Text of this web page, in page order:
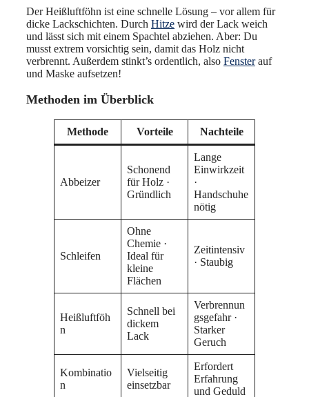
Der Heißluftföhn ist eine schnelle Lösung – vor allem für
dicke Lackschichten. Durch Hitze wird der Lack weich
und lässt sich mit einem Spachtel abziehen. Aber: Du
musst extrem vorsichtig sein, damit das Holz nicht
verbrennt. Außerdem stinkt’s ordentlich, also Fensterauf
und Maske aufsetzen!
Methoden im Überblick
Methode Vorteile Nachteile
Abbeizer
Schonend
für Holz ·
Gründlich
Lange
Einwirkzeit
·
Handschuhe
nötig
Schleifen
Ohne
Chemie ·
Ideal für
kleine
Flächen
Zeitintensiv
· Staubig
Heißluftföh
n
Schnell bei
dickem
Lack
Verbrennun
gsgefahr ·
Starker
Geruch
Kombinatio
n
Vielseitig
einsetzbar
Erfordert
Erfahrung
und Geduld